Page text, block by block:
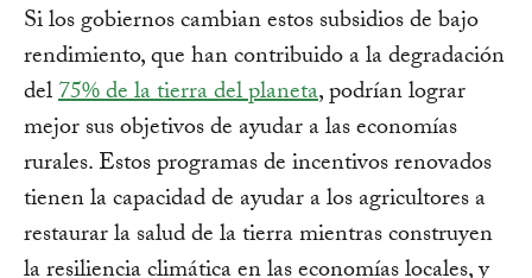
Si los gobiernos cambian estos subsidios de bajo
rendimiento, que han contribuido a la degradación
del75% de la tierra del planeta, podrían lograr
mejor sus objetivos de ayudar a las economías
rurales. Estos programas de incentivos renovados
tienen la capacidad de ayudar a los agricultores a
restaurar la salud de la tierra mientras construyen